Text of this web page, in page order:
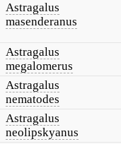
Astragalus
masenderanus
Astragalus
megalomerus
Astragalus
nematodes
Astragalus
neolipskyanus